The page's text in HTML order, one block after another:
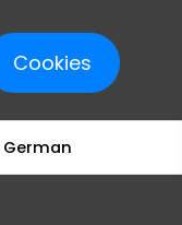
Cookies